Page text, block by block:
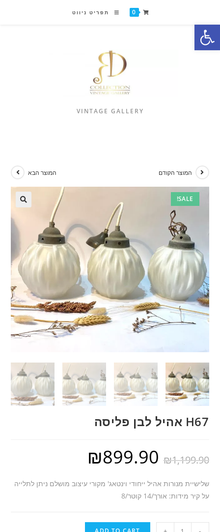
פתח סרגל נגישות
0 תפריט ניווט
VINTAGE GALLERY
SALE!
המוצר הקודם המוצר הבא
H67 אהיל לבן פליסה
₪1,199.90
₪899.90
שלישיית מנורות אהיל ייחודי וינטאג' מקורי עיצוב מושלם ניתן לתלייה
על קיר מידות: אורך/14 קוטר/8
H67